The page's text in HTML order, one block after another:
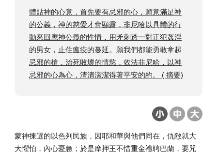
體貼神的心意，首先要有忌邪的心，願意滿足神
的公義，神的慈愛才會顯露，非尼哈以具體的行
動來回應神公義的性情，用矛刺透一對正犯姦淫
的男女，止住瘟疫的蔓延。願我們都能勇敢拿起
忌邪的槍，治死敗壞的情慾，效法非尼哈，以神
忌邪的心為心，清清潔潔得著平安的約。 ( 摘要)
蒙神揀選的以色列民族，因耶和華與他們同在，仇敵就大
大懼怕，內心憂急；於是摩押王不惜重金禮聘巴蘭，要咒